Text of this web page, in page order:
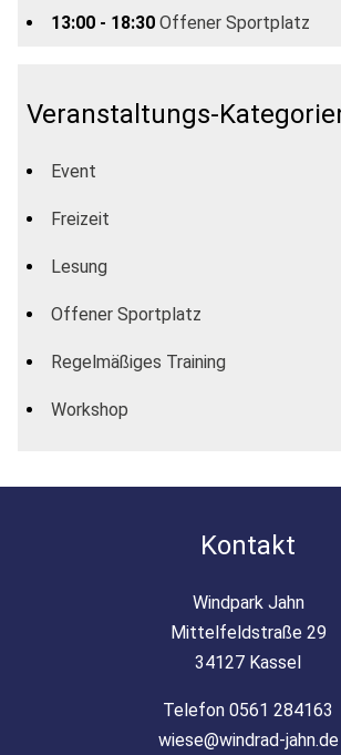
13:00 - 18:30 Offener Sportplatz
Veranstaltungs-
Event
Freizeit
Lesung
Offener Sportplatz
Regelmäßiges Training
Workshop
Kontakt
Windpark Jahn
Mittelfeldstraße 29
34127 Kassel
Telefon 0561 284163
wiese@windrad-jahn.de